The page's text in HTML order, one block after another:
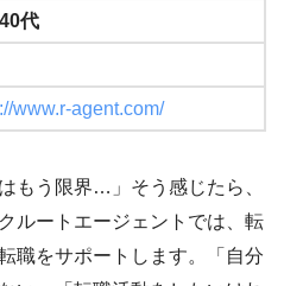
代
www.r-agent.com/
もう限界…」そう感じたら、
ルートエージェントでは、転
職をサポートします。「自分